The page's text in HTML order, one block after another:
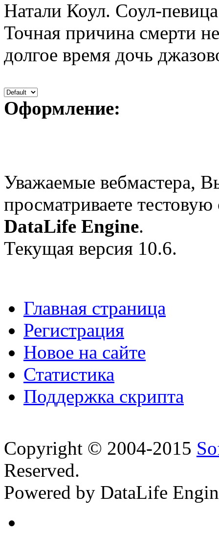
Натали Коул. Соул-
Точная причина смерти
долгое время дочь
Оформление:
Уважаемые вебмастера,
просматриваете
DataLife Engine.
Текущая версия 10.6.
Главная страница
Регистрация
Новое на сайте
Статистика
Поддержка скрипта
Copyright © 2004-2015
Reserved.
Powered by DataLife